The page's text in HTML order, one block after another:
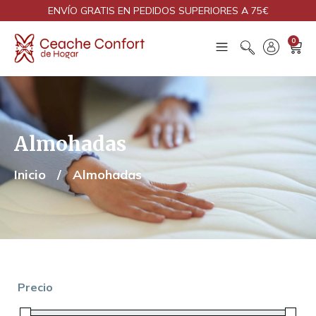
ENVÍO GRATIS EN PEDIDOS SUPERIORES A 75€
0
Almohadas
Inicio / Almohadas
Precio